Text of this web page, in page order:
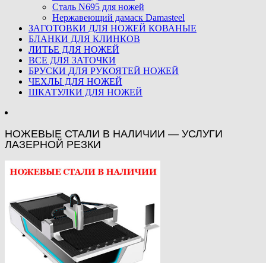
Сталь N695 для ножей
Нержавеющий дамаск Damasteel
ЗАГОТОВКИ ДЛЯ НОЖЕЙ КОВАНЫЕ
БЛАНКИ ДЛЯ КЛИНКОВ
ЛИТЬЕ ДЛЯ НОЖЕЙ
ВСЕ ДЛЯ ЗАТОЧКИ
БРУСКИ ДЛЯ РУКОЯТЕЙ НОЖЕЙ
ЧЕХЛЫ ДЛЯ НОЖЕЙ
ШКАТУЛКИ ДЛЯ НОЖЕЙ
НОЖЕВЫЕ СТАЛИ В НАЛИЧИИ — УСЛУГИ
ЛАЗЕРНОЙ РЕЗКИ